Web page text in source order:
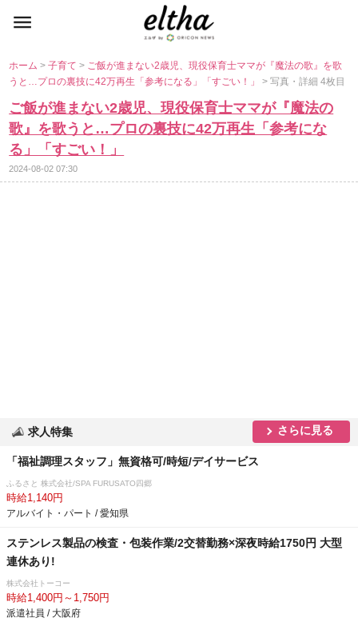
ホーム>子育て> ご飯が進まない2歳児、現役保育士ママが『魔法の歌』を歌
うと…プロの裏技に42万再生「参考になる」「すごい！」> 写真・詳細 4枚目
ご飯が進まない2歳児、現役保育士ママが『魔法の
歌』を歌うと…プロの裏技に42万再生「参考にな
る」「すごい！」
2024-08-02 07:30
求人特集 さらに見る
「福祉調理スタッフ」無資格可/時短/デイサービス
ふるさと 株式会社/SPA FURUSATO四郷
時給1,140円
アルバイト・パート / 愛知県
ステンレス製品の検査・包装作業/2交替勤務×深夜時給1750円 大型
連休あり!
株式会社トーコー
時給1,400円～1,750円
派遣社員 / 大阪府